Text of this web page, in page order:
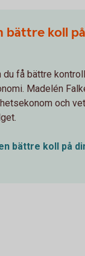
bättre koll
du få bättre
Madelén
och
bättre koll på